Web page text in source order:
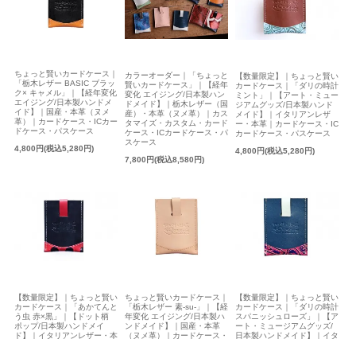
ちょっと賢いカードケース｜
「栃木レザー BASIC ブラッ
ク× キャメル」｜【経年変化
エイジング/日本製ハンドメ
イド】｜国産・本革（ヌメ
革）｜カードケース・ICカー
ドケース・パスケース
4,800円(税込5,280円)
カラーオーダー｜「ちょっと
賢いカードケース」｜【経年
変化 エイジング/日本製ハン
ドメイド】｜栃木レザー（国
産）・本革（ヌメ革）｜カス
タマイズ・カスタム・カード
ケース・ICカードケース・パ
スケース
7,800円(税込8,580円)
【数量限定】｜ちょっと賢い
カードケース｜「ダリの時計
ミント」｜【アート・ミュー
ジアムグッズ/日本製ハンド
メイド】｜イタリアンレザ
ー・本革｜カードケース・IC
カードケース・パスケース
4,800円(税込5,280円)
【数量限定】｜ちょっと賢い
カードケース｜「あかてんと
う虫 赤×黒」｜【ドット柄
ポップ/日本製ハンドメイ
ド】｜イタリアンレザー・本
ちょっと賢いカードケース｜
「栃木レザー 素-su-」｜【経
年変化 エイジング/日本製ハ
ンドメイド】｜国産・本革
（ヌメ革）｜カードケース・
【数量限定】｜ちょっと賢い
カードケース｜「ダリの時計
スパニッシュローズ」｜【ア
ート・ミュージアムグッズ/
日本製ハンドメイド】｜イタ